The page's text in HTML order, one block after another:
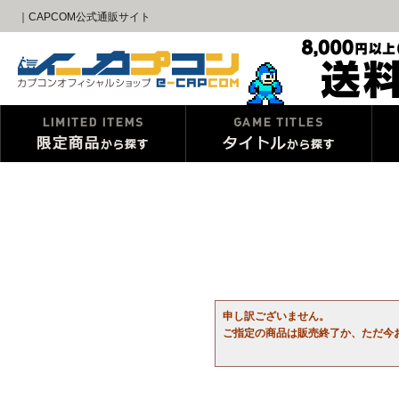
｜CAPCOM公式通販サイト
申し訳ございません。
ご指定の商品は販売終了か、ただ